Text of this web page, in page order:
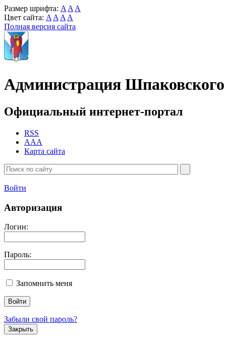
Размер шрифта: A A A
Цвет сайта: A A A A
Полная версия сайта
Администрация
Официальный интернет-портал
RSS
AAA
Карта сайта
Войти
Авторизация
Логин:
Пароль:
Запомнить меня
Забыли свой пароль?
Закрыть